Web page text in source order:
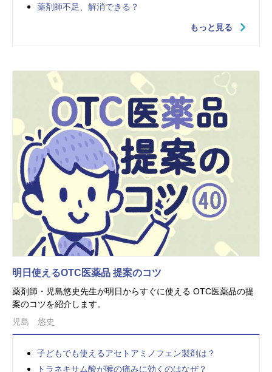
薬剤師不足、解消できる？
もっと見る
明日使えるOTC医薬品 提案のコツ
薬剤師・児島悠史先生が明日からすぐに使える OTC医薬品の提
案のコツを紹介します。
児島 悠史
子どもでも使えるアセトアミノフェン製剤は？
トラネキサム酸が喉の痛みに効くのはなぜ？